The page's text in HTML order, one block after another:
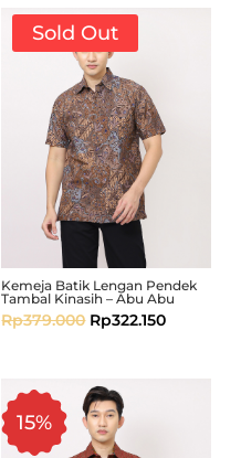
Sold Out
Kemeja Batik Lengan Pendek
Tambal Kinasih – Abu Abu
Rp379.000 Rp322.150
15%